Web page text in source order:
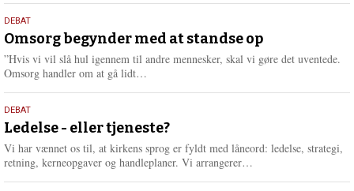
e
r
e
9.
juli
2026
DEBAT
Omsorg begynder med at standse op
”Hvis vi vil slå hul igennem til andre mennesker, skal vi gøre det uventede.
Omsorg handler om at gå lidt…
e
r
e
10.
juni
2026
DEBAT
Ledelse - eller tjeneste?
Vi har vænnet os til, at kirkens sprog er fyldt med låneord: ledelse, strategi,
retning, kerneopgaver og handleplaner. Vi arrangerer…